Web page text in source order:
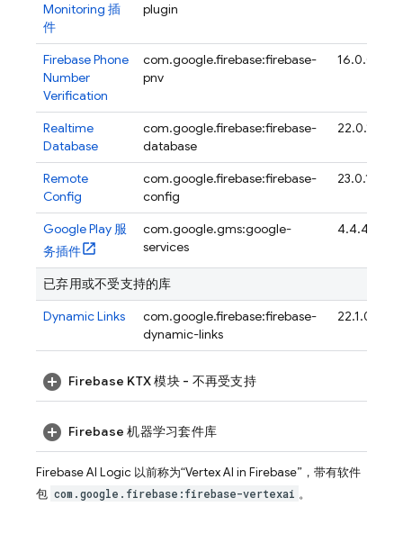
Monitoring 插
件
plugin
Firebase Phone
Number
Verification
com.google.firebase:firebase-
pnv
16.0.0
Realtime
Database
com.google.firebase:firebase-
database
22.0.1
Remote
Config
com.google.firebase:firebase-
config
23.0.1
Google Play 服
务插件
com.google.gms:google-
services
4.4.4
已弃用或不受支持的库
Dynamic Links
com.google.firebase:firebase-
dynamic-links
22.1.0
Firebase KTX 模块 - 不再受支持
Firebase 机器学习套件库
Firebase AI Logic 以前称为“Vertex AI in Firebase”，带有软件
包 com.google.firebase:firebase-vertexai 。